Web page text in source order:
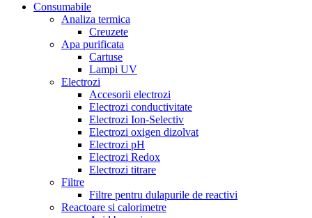
Consumabile
Analiza termica
Creuzete
Apa purificata
Cartuse
Lampi UV
Electrozi
Accesorii electrozi
Electrozi conductivitate
Electrozi Ion-Selectiv
Electrozi oxigen dizolvat
Electrozi pH
Electrozi Redox
Electrozi titrare
Filtre
Filtre pentru dulapurile de reactivi
Reactoare si calorimetre